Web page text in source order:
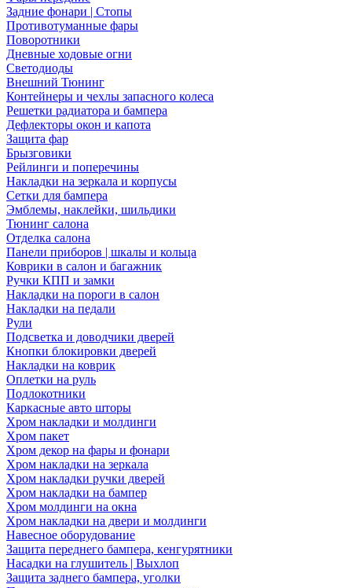
Задние фонари | Стопы
Противотуманные фары
Поворотники
Дневные ходовые огни
Светодиоды
Внешний Тюнинг
Контейнеры и чехлы запасного колеса
Решетки радиатора и бампера
Дефлекторы окон и капота
Защита фар
Брызговики
Рейлинги и поперечины
Накладки на зеркала и корпусы
Сетки для бампера
Эмблемы, наклейки, шильдики
Тюнинг салона
Отделка салона
Панели приборов | шкалы и кольца
Коврики в салон и багажник
Ручки КПП и замки
Накладки на пороги в салон
Накладки на педали
Рули
Подсветка и доводчики дверей
Кнопки блокировки дверей
Накладки на коврик
Оплетки на руль
Подлокотники
Каркасные авто шторы
Хром накладки и молдинги
Хром пакет
Хром декор на фары и фонари
Хром накладки на зеркала
Хром накладки ручки дверей
Хром накладки на бампер
Хром молдинги на окна
Хром накладки на двери и молдинги
Навесное оборудование
Защита переднего бампера, кенгурятники
Насадки на глушитель | Выхлоп
Защита заднего бампера, уголки